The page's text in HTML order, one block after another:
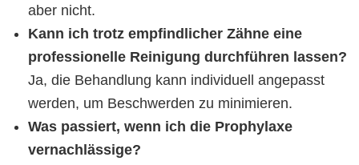
aber nicht.
Kann ich trotz empfindlicher Zähne eine
professionelle Reinigung durchführen lassen?
Ja, die Behandlung kann individuell angepasst
werden, um Beschwerden zu minimieren.
Was passiert, wenn ich die Prophylaxe
vernachlässige?